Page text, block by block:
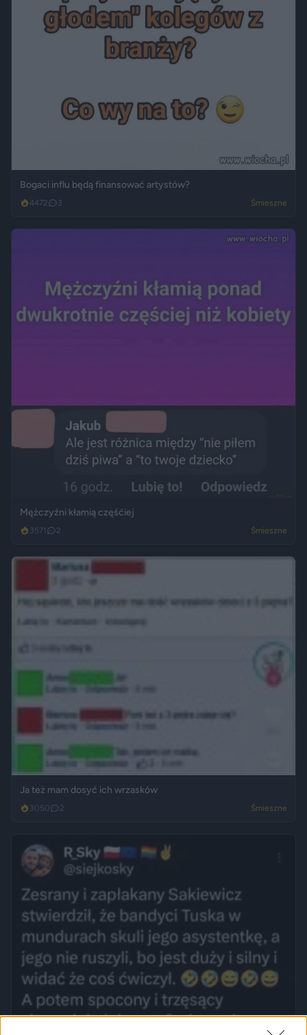
Bogaci influ będą finansować artystów?
4472 3 Śmieszne
Mężczyźni kłamią częśćiej
3571 2 Śmieszne
Ja też mam dosyć ich wrzasków
3050 2 Śmieszne